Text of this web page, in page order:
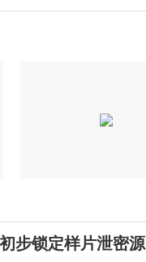
步锁定样片泄密源